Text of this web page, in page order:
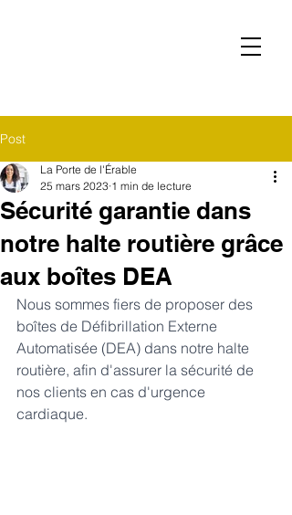
Post
Sécurité garantie dans
notre halte routière grâce
aux boîtes DEA
La Porte de l'Érable
25 mars 2023 1 min de lecture
Nous sommes fiers de proposer des
boîtes de Défibrillation Externe
Automatisée (DEA) dans notre halte
routière, afin d'assurer la sécurité de
nos clients en cas d'urgence
cardiaque.